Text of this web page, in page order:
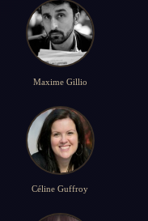
Maxime Gillio
Céline Guffroy